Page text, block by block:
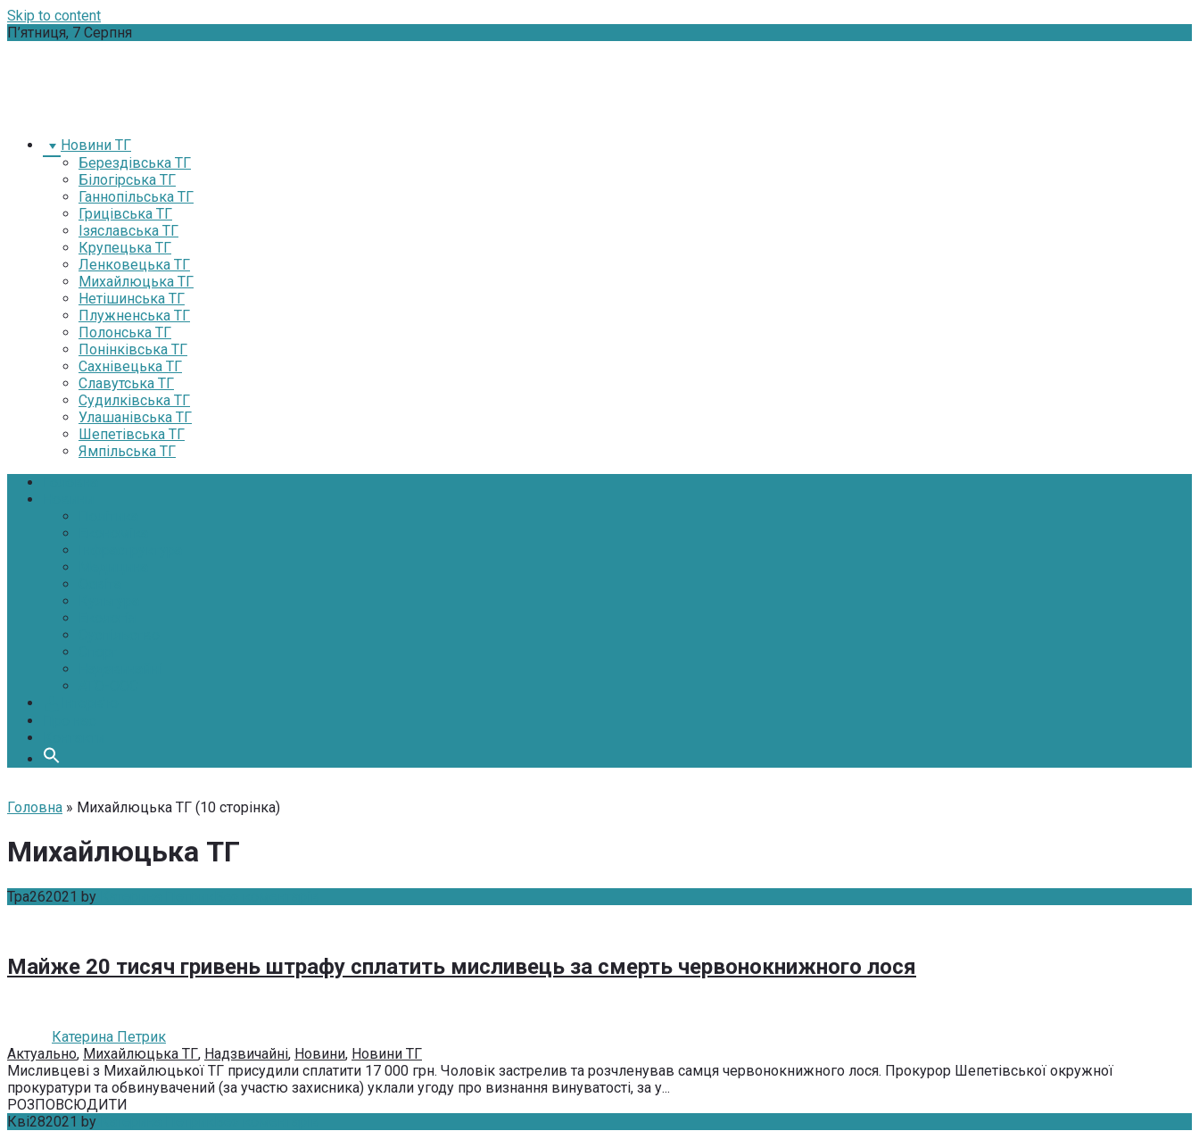
Skip to content
П’ятниця, 7 Серпня
Новини ТГ
Берездівська ТГ
Білогірська ТГ
Ганнопільська ТГ
Грицівська ТГ
Ізяславська ТГ
Крупецька ТГ
Ленковецька ТГ
Михайлюцька ТГ
Нетішинська ТГ
Плужненська ТГ
Полонська ТГ
Понінківська ТГ
Сахнівецька ТГ
Славутська ТГ
Судилківська ТГ
Улашанівська ТГ
Шепетівська ТГ
Ямпільська ТГ
Головна » Михайлюцька ТГ (10 сторінка)
Михайлюцька ТГ
Тра262021 by
Майже 20 тисяч гривень штрафу сплатить мисливець за смерть червонокнижного лося
Катерина Петрик
Актуально, Михайлюцька ТГ, Надзвичайні, Новини, Новини ТГ
Мисливцеві з Михайлюцької ТГ присудили сплатити 17 000 грн. Чоловік застрелив та розчленував самця червонокнижного лося. Прокурор Шепетівської окружної
прокуратури та обвинувачений (за участю захисника) уклали угоду про визнання винуватості, за у...
РОЗПОВСЮДИТИ
Кві282021 by